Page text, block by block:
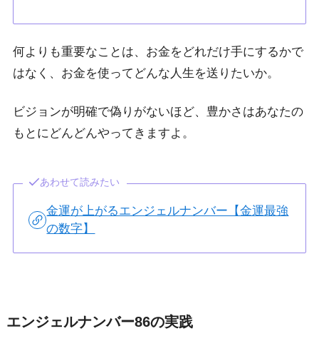
何よりも重要なことは、お金をどれだけ手にするかで
はなく、お金を使ってどんな人生を送りたいか。
ビジョンが明確で偽りがないほど、豊かさはあなたの
もとにどんどんやってきますよ。
あわせて読みたい
金運が上がるエンジェルナンバー【金運最強
の数字】
エンジェルナンバー86の実践